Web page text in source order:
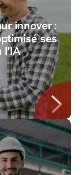
innover :
ses